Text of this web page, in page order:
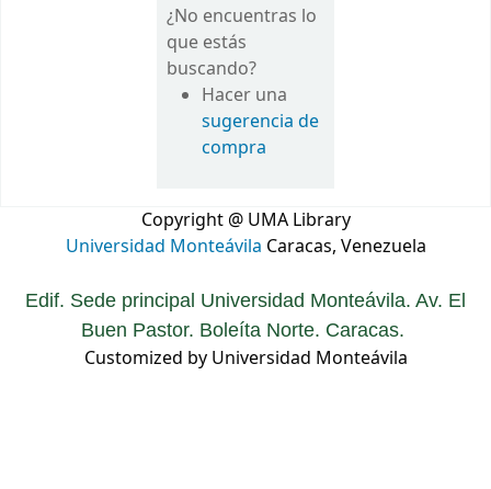
¿No encuentras lo
que estás
buscando?
Hacer una
sugerencia de
compra
Copyright @ UMA Library
Universidad Monteávila Caracas, Venezuela
Edif. Sede principal Universidad Monteávila. Av. El
Buen Pastor. Boleíta Norte. Caracas.
Customized by Universidad Monteávila